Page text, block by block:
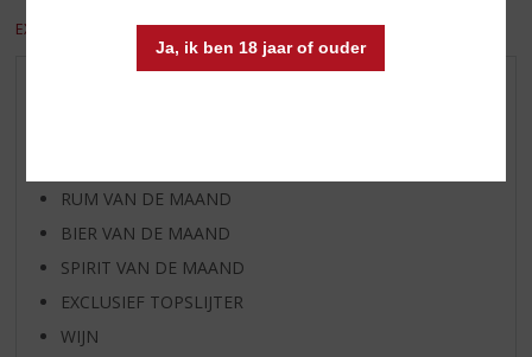
Ja, ik ben 18 jaar of ouder
EXCL. BTW INCL. BTW
RUM VAN DE MAAND
BIER VAN DE MAAND
SPIRIT VAN DE MAAND
EXCLUSIEF TOPSLIJTER
WIJN